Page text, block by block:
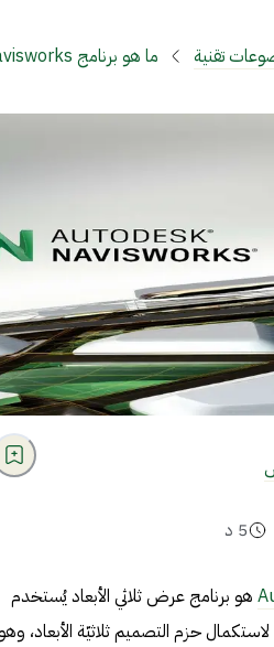
تقنية ما هو برنامج Autodesk Navisworks وما هي أبرز وظائفه وميّزاته؟
5 د
هو برنامج عرض ثلاثي الأبعاد يُستخدم
حزم التصميم ثلاثيّة الأبعاد،